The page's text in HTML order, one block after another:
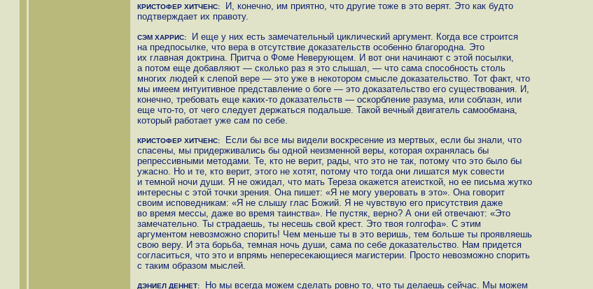
КРИСТОФЕР ХИТЧЕНС:
И, конечно, им приятно, что другие тоже в это верят. Это как будто
подтверждает их правоту.
СЭМ ХАРРИС:
И еще у них есть замечательный циклический аргумент. Когда все строится
на предпосылке, что вера в отсутствие доказательств особенно благородна. Это
их главная доктрина. Притча о Фоме Неверующем. И вот они начинают с этой посылки,
а потом еще добавляют — сколько раз я это слышал, — что сама способность столь
многих людей к слепой вере — это уже в некотором смысле доказательство. Тот факт, что
мы имеем интуитивное представление о боге — это доказательство его существования. И,
конечно, требовать еще каких-то доказательств — оскорбление разума, или соблазн, или
еще что-то, от чего следует держаться подальше. Такой вечный двигатель самообмана,
который работает уже сам по себе.
КРИСТОФЕР ХИТЧЕНС:
Если бы все мы видели воскресение из мертвых, если бы знали, что
спасены, мы придерживались бы одной неизменной веры, которая охранялась бы
репрессивными методами. Те, кто не верит, рады, что это не так, потому что это было бы
ужасно. Но и те, кто верит, этого не хотят, потому что тогда они лишатся мук совести
и темной ночи души. Я не ожидал, что мать Тереза окажется атеисткой, но ее письма жутко
интересны с этой точки зрения. Она пишет: «Я не могу уверовать в это». Она говорит
своим исповедникам: «Я не слышу глас Божий. Я не чувствую его присутствия даже
во время мессы, даже во время таинства». Не пустяк, верно? А они ей отвечают: «Это
замечательно. Ты страдаешь, ты несешь свой крест. Это твоя голгофа». С этим
аргументом невозможно спорить! Чем меньше ты в это веришь, тем больше ты проявляешь
свою веру. И эта борьба, темная ночь души, сама по себе доказательство. Нам придется
согласиться, что это и впрямь непересекающиеся магистерии. Просто невозможно спорить
с таким образом мыслей.
ДЭНИЕЛ ДЕННЕТ: Но мы всегда можем сделать ровно то, что ты делаешь сейчас. Мы можем